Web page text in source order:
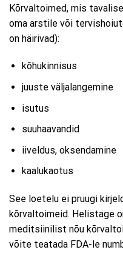
Kõrvaltoimed, mis
oma arstile või
on häirivad):
kõhukinnisus
juuste väljalangemine
isutus
suuhaavandid
iiveldus, oksendamine
kaalukaotus
See loetelu ei pruugi
kõrvaltoimeid. Helistage
meditsiinilist nõu
võite teatada FDA-le